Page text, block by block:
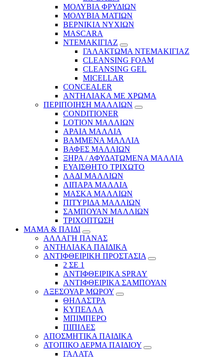
ΜΟΛΥΒΙΑ ΦΡΥΔΙΩΝ
ΜΟΛΥΒΙΑ ΜΑΤΙΩΝ
ΒΕΡΝΙΚΙΑ ΝΥΧΙΩΝ
MASCARA
ΝΤΕΜΑΚΙΓΙΑΖ
ΓΑΛΑΚΤΩΜΑ ΝΤΕΜΑΚΙΓΙΑΖ
CLEANSING FOAM
CLEANSING GEL
MICELLAR
CONCEALER
ΑΝΤΗΛΙΑΚΑ ΜΕ ΧΡΩΜΑ
ΠΕΡΙΠΟΙΗΣΗ ΜΑΛΛΙΩΝ
CONDITIONER
LOTION ΜΑΛΛΙΩΝ
ΑΡΑΙΑ ΜΑΛΛΙΑ
ΒΑΜΜΕΝΑ ΜΑΛΛΙΑ
ΒΑΦΕΣ ΜΑΛΛΙΩΝ
ΞΗΡΑ / ΑΦΥΔΑΤΩΜΕΝΑ ΜΑΛΛΙΑ
ΕΥΑΙΣΘΗΤΟ ΤΡΙΧΩΤΟ
ΛΑΔΙ ΜΑΛΛΙΩΝ
ΛΙΠΑΡΑ ΜΑΛΛΙΑ
ΜΑΣΚΑ ΜΑΛΛΙΩΝ
ΠΙΤΥΡΙΔΑ ΜΑΛΛΙΩΝ
ΣΑΜΠΟΥΑΝ ΜΑΛΛΙΩΝ
ΤΡΙΧΟΠΤΩΣΗ
ΜΑΜΑ & ΠΑΙΔΙ
ΑΛΛΑΓΗ ΠΑΝΑΣ
ΑΝΤΗΛΙΑΚΑ ΠΑΙΔΙΚΑ
ΑΝΤΙΦΘΕΙΡΙΚΗ ΠΡΟΣΤΑΣΙΑ
2 ΣΕ 1
ΑΝΤΙΦΘΕΙΡΙΚΑ SPRAY
ΑΝΤΙΦΘΕΙΡΙΚΑ ΣΑΜΠΟΥΑΝ
ΑΞΕΣΟΥΑΡ ΜΩΡΟΥ
ΘΗΛΑΣΤΡΑ
ΚΥΠΕΛΛΑ
ΜΠΙΜΠΕΡΟ
ΠΙΠΙΛΕΣ
ΑΠΟΣΜΗΤΙΚΑ ΠΑΙΔΙΚΑ
ΑΤΟΠΙΚΟ ΔΕΡΜΑ ΠΑΙΔΙΟΥ
ΓΑΛΑΤΑ